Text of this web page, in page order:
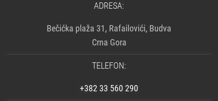
ADRESA:
Bečićka plaža 31, Rafailovići, Budva
Crna Gora
TELEFON:
+382 33 560 290